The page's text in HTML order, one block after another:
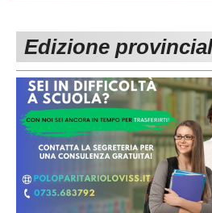
1^ CATEGORIA
2^ CATEGORIA
3^ CATEGORIA
GIOVANILI
Edizione